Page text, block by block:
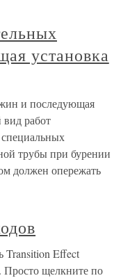
установка
и последующая
работ
трубы при бурении
должен опережать
Transition Effect
Просто щелкните по